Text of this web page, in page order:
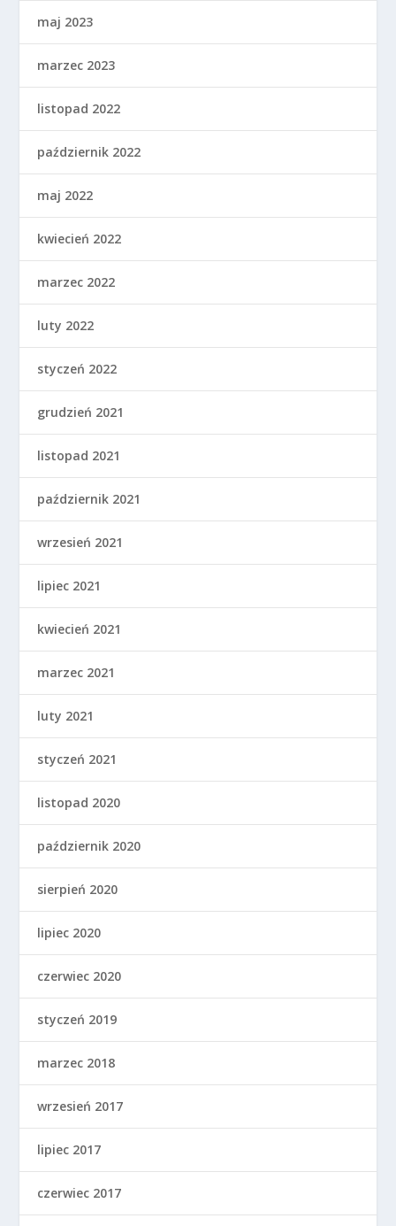
maj 2023
marzec 2023
listopad 2022
październik 2022
maj 2022
kwiecień 2022
marzec 2022
luty 2022
styczeń 2022
grudzień 2021
listopad 2021
październik 2021
wrzesień 2021
lipiec 2021
kwiecień 2021
marzec 2021
luty 2021
styczeń 2021
listopad 2020
październik 2020
sierpień 2020
lipiec 2020
czerwiec 2020
styczeń 2019
marzec 2018
wrzesień 2017
lipiec 2017
czerwiec 2017